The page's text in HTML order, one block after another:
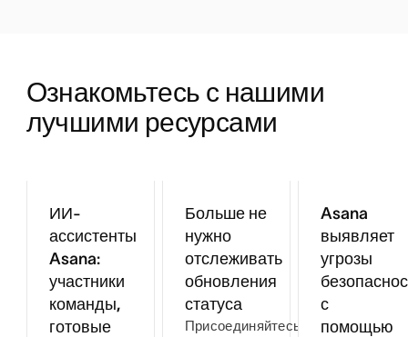
Ознакомьтесь с нашими
лучшими ресурсами
ИИ-
ассистенты
Asana:
участники
команды,
готовые
Больше не
нужно
отслеживать
обновления
статуса
Присоединяйтесь
Asana
выявляет
угрозы
с
помощью